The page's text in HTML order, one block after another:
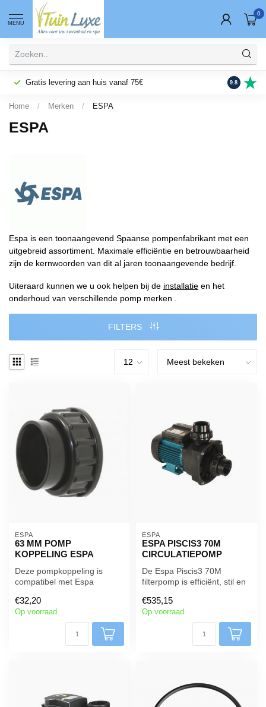
MENU
0
Gratis levering aan huis vanaf 75€ Fysieke
9.8
Home / Merken / ESPA
ESPA
Espa is een toonaangevend Spaanse pompenfabrikant met een
uitgebreid assortiment. Maximale efficiëntie en betrouwbaarheid
zijn de kernwoorden van dit al jaren toonaangevende bedrijf.
Uiteraard kunnen we u ook helpen bij de installatie en het
onderhoud van verschillende pomp merken .
FILTERS
ESPA
63 MM POMP
KOPPELING ESPA
Deze pompkoppeling is
compatibel met Espa
sommige pompen...
€32,20
Op voorraad
ESPA
ESPA PISCIS3 70M
CIRCULATIEPOMP
De Espa Piscis3 70M
filterpomp is efficiënt, stil en
ont...
€535,15
Op voorraad